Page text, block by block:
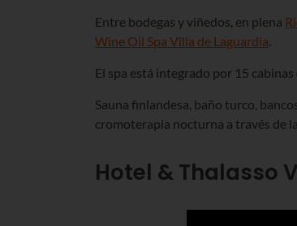
Entre bodegas y viñedos, en plena
Wine Oil Spa Villa de Laguardia
El spa está integrado por 15
Sauna finlandesa, baño turco,
cromoterapia nocturna a través de
Hotel & Thalasso